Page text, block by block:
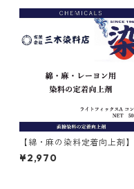
【綿・麻の染料定着向上剤】
｜500g｜ライトフィックスA
コンク
¥2,970